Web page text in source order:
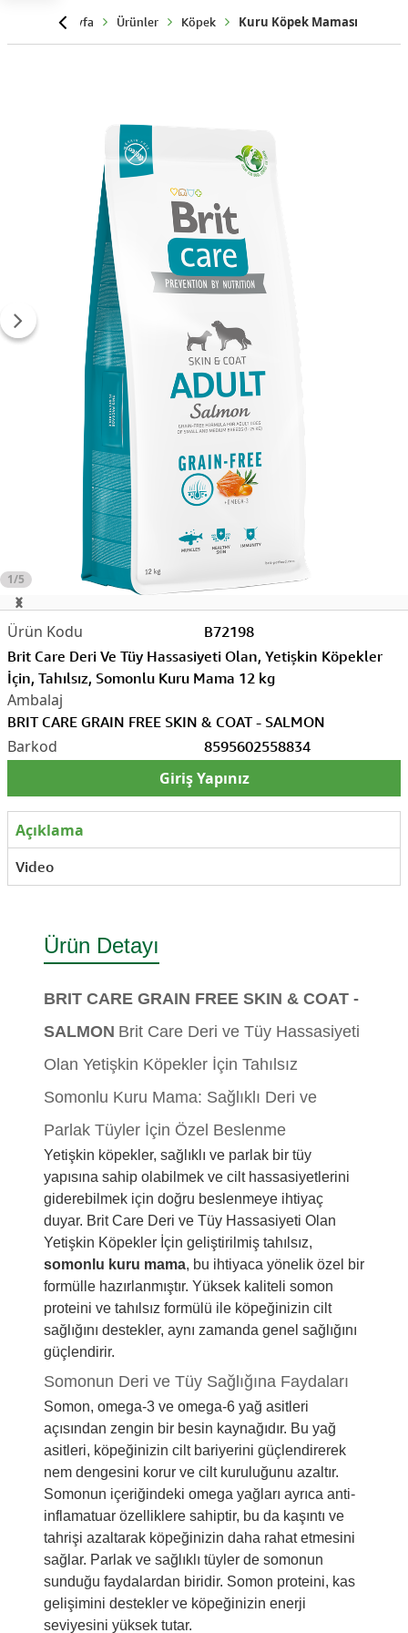
Anasayfa Ürünler Köpek Kuru Köpek Maması
1/5
B72198
BRIT CARE GRAIN FREE SKIN & COAT - SALMON
Brit Care Deri Ve Tüy Hassasiyeti Olan, Yetişkin Köpekler
İçin, Tahılsız, Somonlu Kuru Mama 12 kg
8595602558834
Giriş Yapınız
Açıklama
Video
Ürün Detayı
BRIT CARE GRAIN FREE SKIN & COAT -
SALMON Brit Care Deri ve Tüy Hassasiyeti
Olan Yetişkin Köpekler İçin Tahılsız
Somonlu Kuru Mama: Sağlıklı Deri ve
Parlak Tüyler İçin Özel Beslenme
Yetişkin köpekler, sağlıklı ve parlak bir tüy
yapısına sahip olabilmek ve cilt hassasiyetlerini
giderebilmek için doğru beslenmeye ihtiyaç
duyar. Brit Care Deri ve Tüy Hassasiyeti Olan
Yetişkin Köpekler İçin geliştirilmiş tahılsız,
somonlu kuru mama, bu ihtiyaca yönelik özel bir
formülle hazırlanmıştır. Yüksek kaliteli somon
proteini ve tahılsız formülü ile köpeğinizin cilt
sağlığını destekler, aynı zamanda genel sağlığını
güçlendirir.
Somonun Deri ve Tüy Sağlığına Faydaları
Somon, omega-3 ve omega-6 yağ asitleri
açısından zengin bir besin kaynağıdır. Bu yağ
asitleri, köpeğinizin cilt bariyerini güçlendirerek
nem dengesini korur ve cilt kuruluğunu azaltır.
Somonun içeriğindeki omega yağları ayrıca anti-
inflamatuar özelliklere sahiptir, bu da kaşıntı ve
tahrişi azaltarak köpeğinizin daha rahat etmesini
sağlar. Parlak ve sağlıklı tüyler de somonun
sunduğu faydalardan biridir. Somon proteini, kas
gelişimini destekler ve köpeğinizin enerji
seviyesini yüksek tutar.